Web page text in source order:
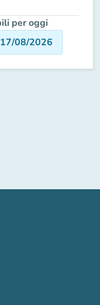
per oggi
17/08/2026